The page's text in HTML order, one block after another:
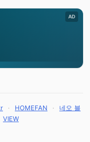
AD
· HOMEFAN ·
네오 블
VIEW